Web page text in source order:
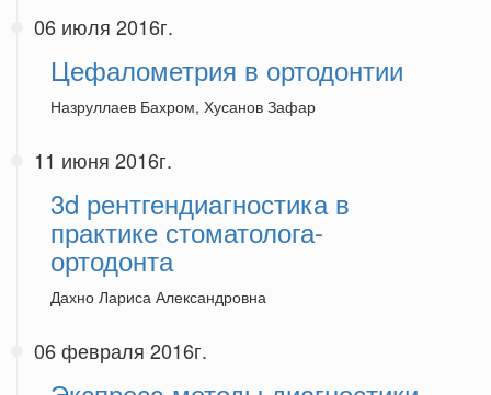
06 июля 2016г.
Цефалометрия в ортодонтии
Назруллаев Бахром, Хусанов Зафар
11 июня 2016г.
3d рентгендиагностика в
практике стоматолога-
ортодонта
Дахно Лариса Александровна
06 февраля 2016г.